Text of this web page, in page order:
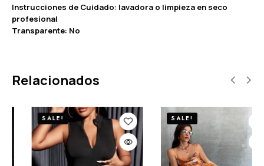
Instrucciones de Cuidado: lavadora o limpieza en seco
profesional
Transparente: No
Relacionados
SALE! SALE!